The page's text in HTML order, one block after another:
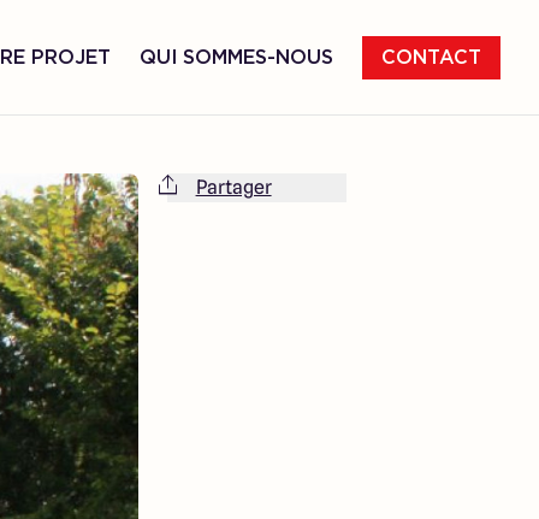
PROJET QUI SOMMES-NOUS CONTACT
Partager